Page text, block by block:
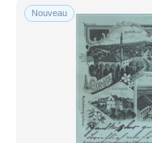
Nouveau